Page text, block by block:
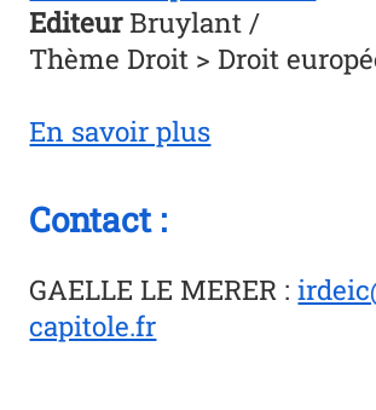
EditeurBruylant /
Thème Droit > Droit
En savoir plus
Contact :
GAELLE LE MERER :
capitole.fr